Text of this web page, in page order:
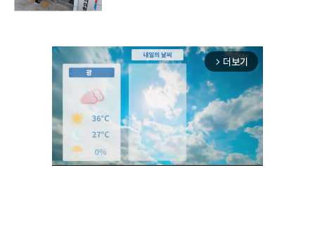
arrow_forward_ios 더보기